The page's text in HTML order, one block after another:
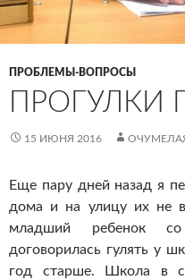
ПРОБЛЕМЫ-ВОПРОСЫ
ПРОГУЛКИ
15 ИЮНЯ 2016
Еще пару дней назад я
дома и на улицу их не
младший ребенок со
договорилась гулять у
год старше. Школа в